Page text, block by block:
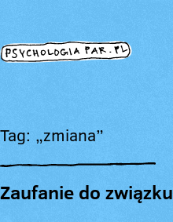
Tag: „zmiana”
Zaufanie do związku